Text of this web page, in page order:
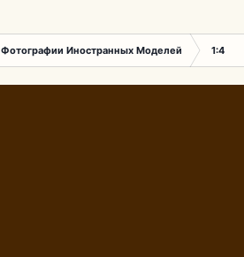
Фотографии Иностранных Моделей 1:43